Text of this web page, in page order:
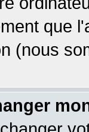
que
(nous